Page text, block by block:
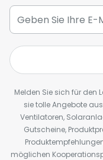
Melden Sie sich für den
sie tolle Angebote
Ventilatoren,
Gutscheine,
möglichen